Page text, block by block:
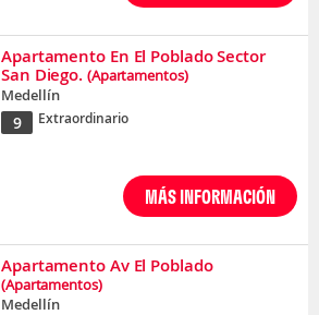
Apartamento En El Poblado Sector
San Diego. (Apartamentos)
Medellín
9 Extraordinario
MÁS INFORMACIÓN
Apartamento Av El Poblado
(Apartamentos)
Medellín